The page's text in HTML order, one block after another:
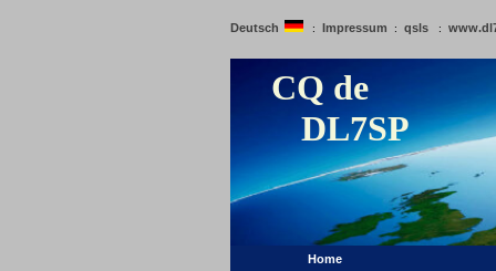
Deutsch : Impressum : qsls :
CQ de
DL7SP
Home